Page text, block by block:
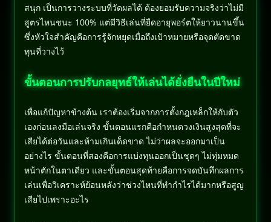
สนุก เป็นการวางระบบที่วัดผลได้ ต้องยอมรับความจริงว่าไม่มี
สูตรไหนชนะ 100% แต่มีวิธีเล่นที่ยืดอายุพอร์ตให้ยาวนานขึ้น
ซึ่งหัวใจสำคัญคือการรู้จักหยุดเมื่อถึงเป้าหมายหรือจุดตัดขาด
ทุนที่วางไว้
ขั้นตอนการปรับกลยุทธ์ให้เล่นได้ยั่งยืนในปีใหม่
เพื่อแก้ปัญหาข้างต้น เราต้องเริ่มจากการตั้งกฎเหล็กให้กับตัว
เองก่อนลงมือเล่นจริง ขั้นตอนแรกคือกำหนดวงเงินสูงสุดที่จะ
เสียได้ต่อวันและห้ามเกินเด็ดขาด ไม่ว่าผลจะออกมาเป็น
อย่างไร ขั้นตอนที่สองคือการแบ่งทุนออกเป็นชุดๆ ไม่ทุ่มหมด
หน้าตักในตาเดียว และขั้นตอนสุดท้ายคือการจดบันทึกผลการ
เล่นเพื่อวิเคราะห์ย้อนหลังว่าช่วงไหนที่ทำกำไรได้มากหรือสูญ
เสียไปเพราะอะไร